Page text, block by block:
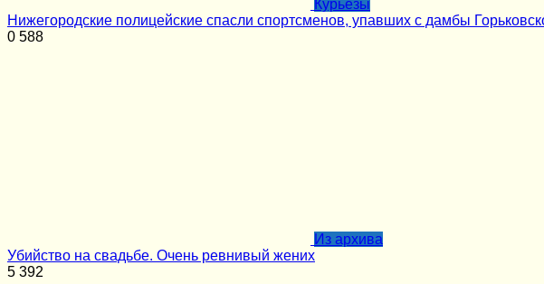
Курьёзы
Нижегородские полицейские спасли спортсменов, упавших с дамбы
0 588
Из архива
Убийство на свадьбе. Очень ревнивый жених
5 392